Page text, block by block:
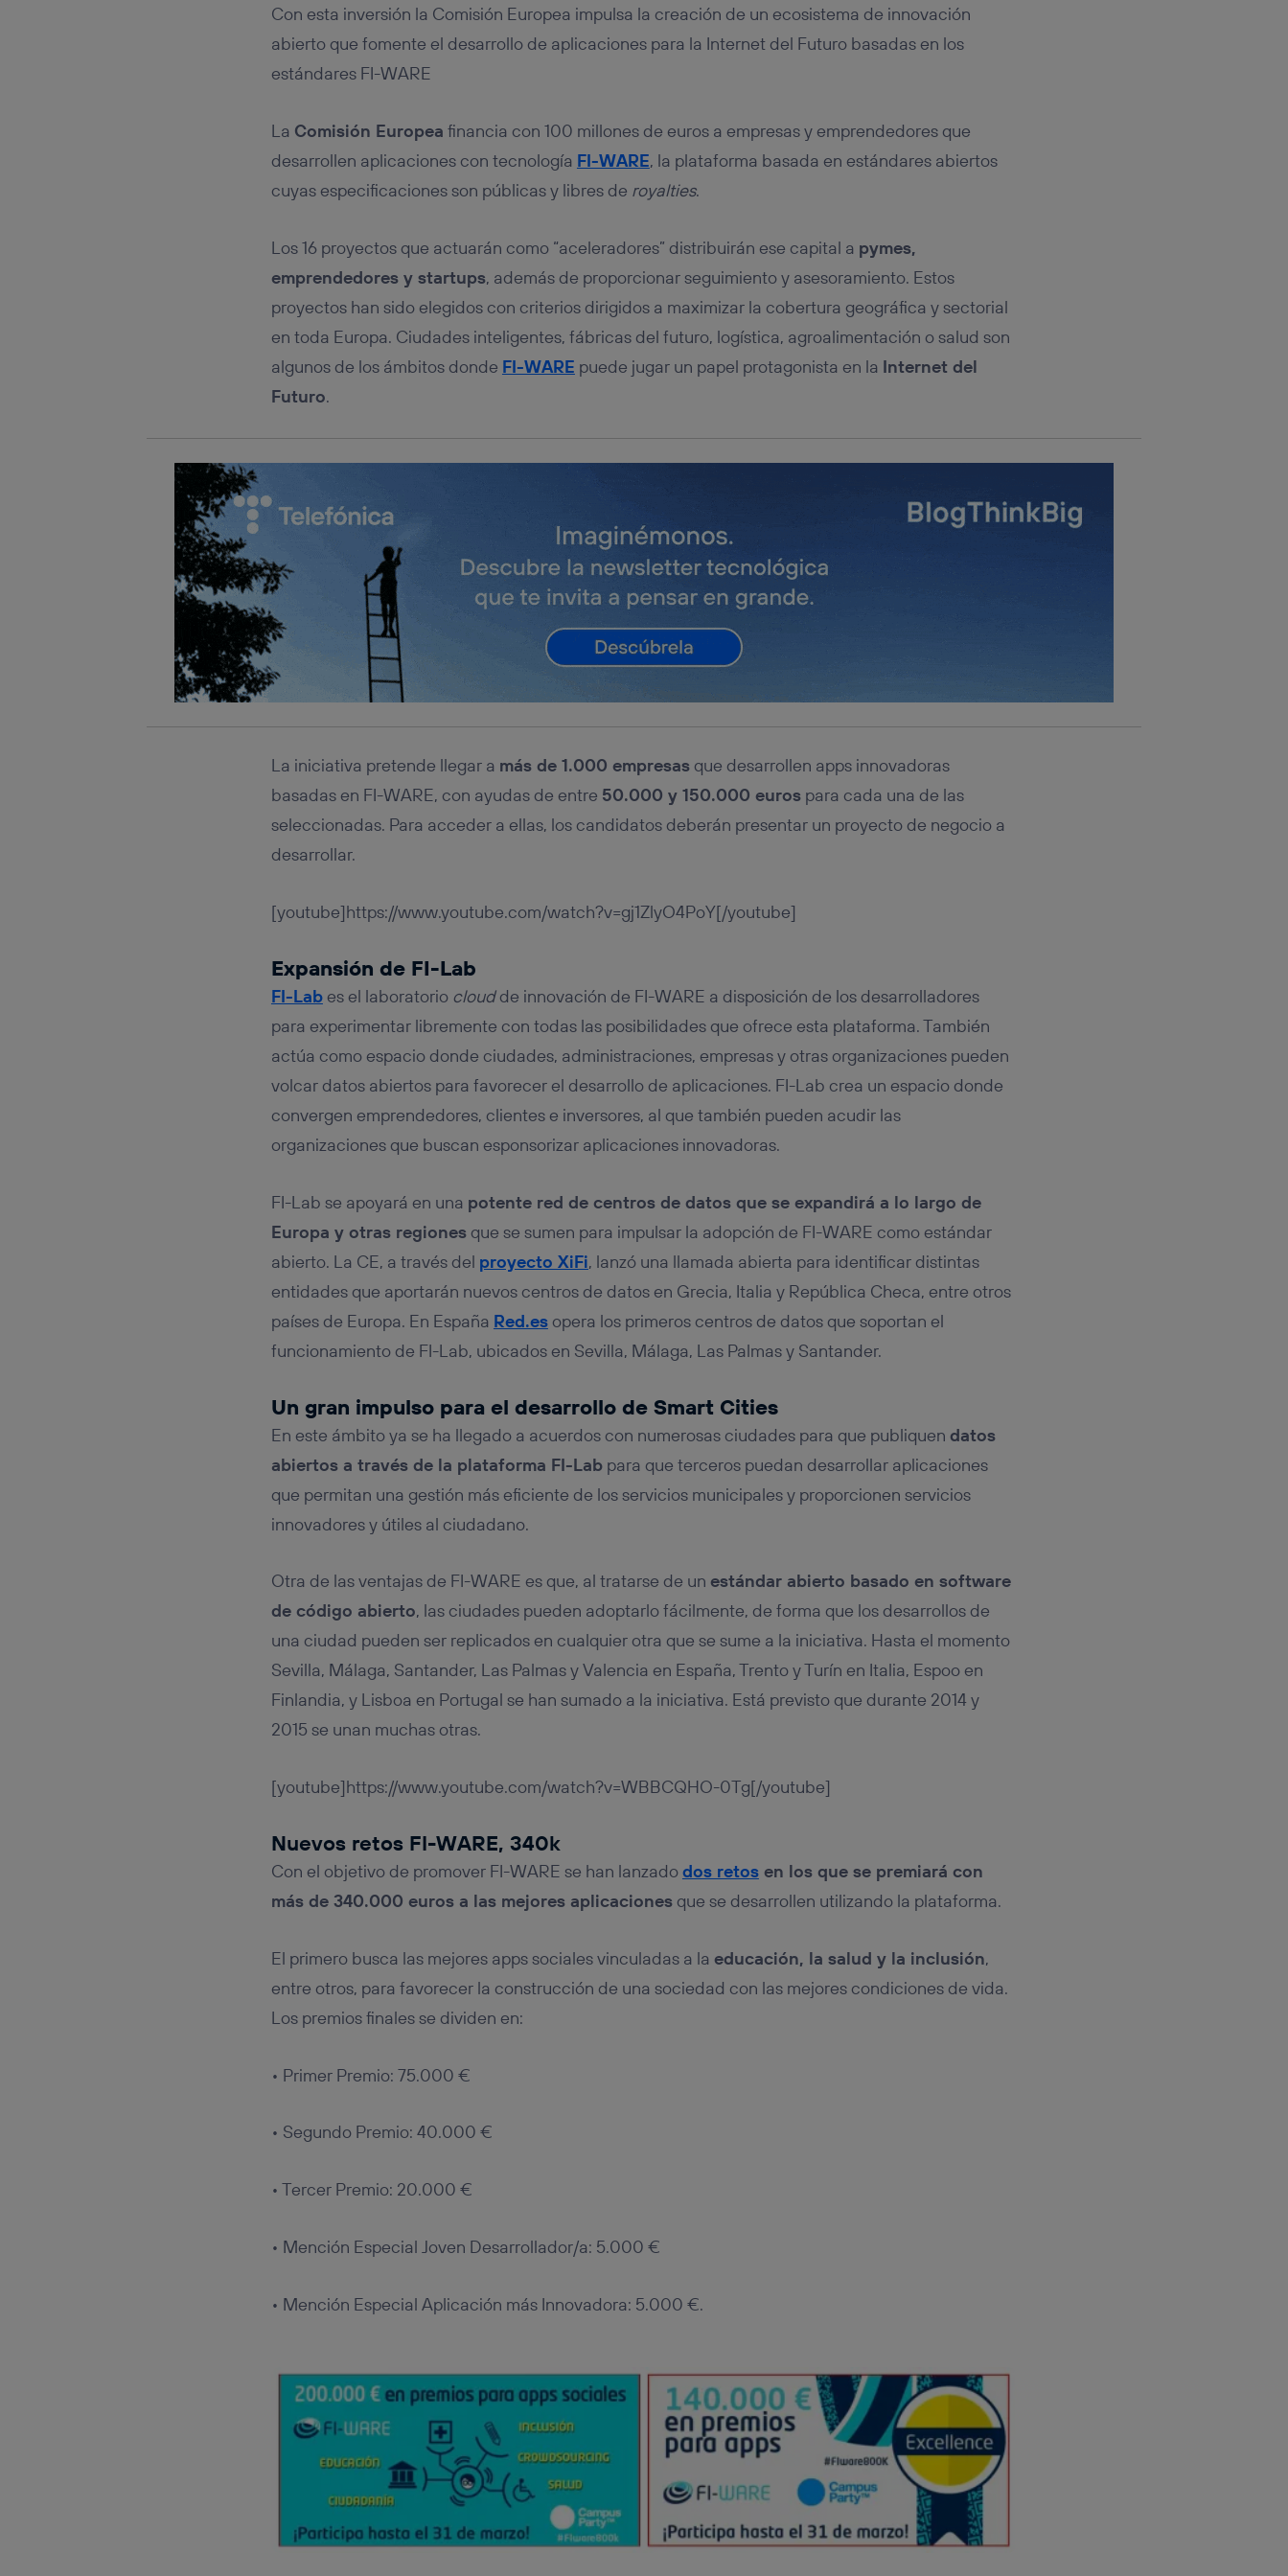
Con esta inversión la Comisión Europea impulsa la creación de un ecosistema de innovación
abierto que fomente el desarrollo de aplicaciones para la Internet del Futuro basadas en los
estándares FI-WARE
La Comisión Europea financia con 100 millones de euros a empresas y emprendedores que
desarrollen aplicaciones con tecnología FI-WARE, la plataforma basada en estándares abiertos
cuyas especificaciones son públicas y libres de royalties.
Los 16 proyectos que actuarán como “aceleradores” distribuirán ese capital a pymes,
emprendedores y startups, además de proporcionar seguimiento y asesoramiento. Estos
proyectos han sido elegidos con criterios dirigidos a maximizar la cobertura geográfica y sectorial
en toda Europa. Ciudades inteligentes, fábricas del futuro, logística, agroalimentación o salud son
algunos de los ámbitos donde FI-WARE puede jugar un papel protagonista en la Internet del
Futuro.
La iniciativa pretende llegar a más de 1.000 empresasque desarrollen apps innovadoras
basadas en FI-WARE, con ayudas de entre 50.000 y 150.000 eurospara cada una de las
seleccionadas. Para acceder a ellas, los candidatos deberán presentar un proyecto de negocio a
desarrollar.
[youtube]https://www.youtube.com/watch?v=gj1ZlyO4PoY[/youtube]
Expansión de FI-Lab
FI-Labes el laboratorio cloudde innovación de FI-WARE a disposición de los desarrolladores
para experimentar libremente con todas las posibilidades que ofrece esta plataforma. También
actúa como espacio donde ciudades, administraciones, empresas y otras organizaciones pueden
volcar datos abiertos para favorecer el desarrollo de aplicaciones. FI-Lab crea un espacio donde
convergen emprendedores, clientes e inversores, al que también pueden acudir las
organizaciones que buscan esponsorizar aplicaciones innovadoras.
FI-Lab se apoyará en una potente red de centros de datos que se expandirá a lo largo de
Europa y otras regionesque se sumen para impulsar la adopción de FI-WARE como estándar
abierto. La CE, a través del proyecto XiFi, lanzó una llamada abierta para identificar distintas
entidades que aportarán nuevos centros de datos en Grecia, Italia y República Checa, entre otros
países de Europa. En España Red.esopera los primeros centros de datos que soportan el
funcionamiento de FI-Lab, ubicados en Sevilla, Málaga, Las Palmas y Santander.
Un gran impulso para el desarrollo de Smart Cities
En este ámbito ya se ha llegado a acuerdos con numerosas ciudades para que publiquen datos
abiertos a través de la plataforma FI-Labpara que terceros puedan desarrollar aplicaciones
que permitan una gestión más eficiente de los servicios municipales y proporcionen servicios
innovadores y útiles al ciudadano.
Otra de las ventajas de FI-WARE es que, al tratarse de un estándar abierto basado en software
de código abierto, las ciudades pueden adoptarlo fácilmente, de forma que los desarrollos de
una ciudad pueden ser replicados en cualquier otra que se sume a la iniciativa. Hasta el momento
Sevilla, Málaga, Santander, Las Palmas y Valencia en España, Trento y Turín en Italia, Espoo en
Finlandia, y Lisboa en Portugal se han sumado a la iniciativa. Está previsto que durante 2014 y
2015 se unan muchas otras.
[youtube]https://www.youtube.com/watch?v=WBBCQHO-0Tg[/youtube]
Nuevos retos FI-WARE, 340k
Con el objetivo de promover FI-WARE se han lanzadodos retosen los que se premiará con
más de 340.000 euros a las mejores aplicacionesque se desarrollen utilizando la plataforma.
El primero busca las mejores apps sociales vinculadas a la educación, la salud y la inclusión,
entre otros, para favorecer la construcción de una sociedad con las mejores condiciones de vida.
Los premios finales se dividen en:
• Primer Premio: 75.000 €
• Segundo Premio: 40.000 €
• Tercer Premio: 20.000 €
• Mención Especial Joven Desarrollador/a: 5.000 €
• Mención Especial Aplicación más Innovadora: 5.000 €.
conecte su dispositivo y consienta el uso de la tecnología recibirá el mismo identificador.
Típicamente:
Si utilizas una
realizará en función de las actividades de navegación de los miembros del hogar que
Si utilizas datos móviles , el marketing será más personalizado, ya que se basará
únicamente en la navegación del usuario del móvil.
Puedes gestionar los consentimientos Utiq seleccionando “Administrar Utiq” en la parte
inferior de esta página web o visitando el portal de privacidad de Utiq (“consenthub”)